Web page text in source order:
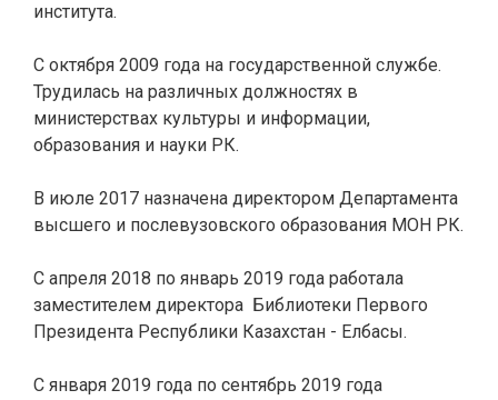
института.
С октября 2009 года на государственной службе.
Трудилась на различных должностях в
министерствах культуры и информации,
образования и науки РК.
В июле 2017 назначена директором Департамента
высшего и послевузовского образования МОН РК.
С апреля 2018 по январь 2019 года работала
заместителем директора Библиотеки Первого
Президента Республики Казахстан - Елбасы.
С января 2019 года по сентябрь 2019 года